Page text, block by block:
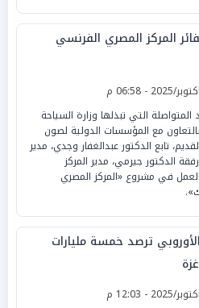
المركز المصري الفرنسي
التي تبذلها وزارة السياحة
بالتعاون مع المؤسسات الدولية لصون
تابع الدكتور عبدالغفار وجدي، مدير
رفقة الدكتور جيرمي، مدير المركز
في مشروع «المركز المصري
ترصد خمسة مليارات